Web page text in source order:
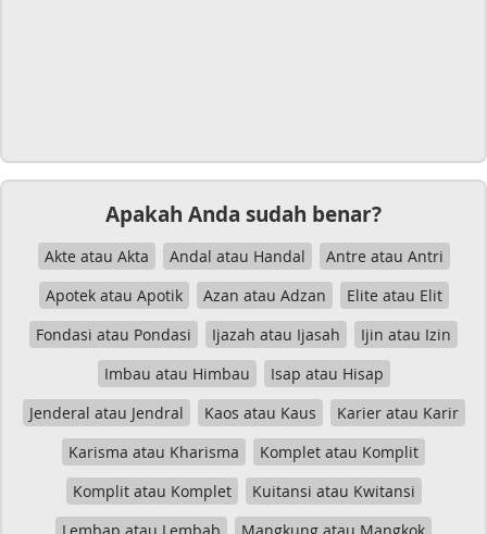
Apakah Anda sudah benar?
Akte atau Akta Andal atau Handal
Antre atau Antri
Apotek atau Apotik
Azan atau Adzan
Elite atau Elit
Fondasi atau Pondasi
Ijazah atau Ijasah
Ijin atau Izin
Imbau atau Himbau
Isap atau Hisap
Jenderal atau Jendral
Kaos atau Kaus
Karier atau Karir
Karisma atau Kharisma
Komplet atau Komplit
Komplit atau Komplet
Kuitansi atau Kwitansi